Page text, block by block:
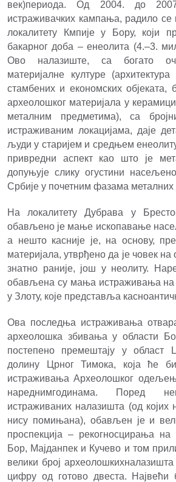
век)периода. Од 2004. до
истраживачких кампања, радило се
локалитету Кмпије у Бору, који
бакарног доба – енеолита (4.–3.
Ово налазиште, са богато
материјалне културе
стамбених и економских објеката,
археолошког материјала у
металним предметима), са
истраживаним локацијама, даје
људи у старијем и средњем
привредни аспект као што је
допуњује слику огустини
Србије у почетним фазама металних
На локалитету Дубрава у
обављено је мање ископавање
а нешто касније је, на основу,
материјала, утврђено да је човек
знатно раније, још у неолиту.
обављена су мања истраживања на
у Злоту, које представља
Ова последња истраживања
археолошка збивања у области
постепено премештају у област
долину Црног Тимока, која ће
истраживања Археолошког
нареднимгодинама. Поред
истраживаних налазишта (од којих
нису помињана), обављен је и
проспекција – рекогносцирања на
Бор, Мајданпек и Кучево и том
велики број археолошкихналазишта
цифру од готово двеста. Највећи